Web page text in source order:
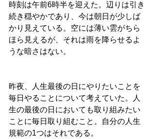
時刻は午前6時半を迎えた。辺りは引き
続き穏やかであり、今は朝日が少しば
かり見えている。空には薄い雲がちら
ほら見えるが、それは雨を降らせるよ
うな暗さはない。
昨夜、人生最後の日にやりたいことを
毎日やることについて考えていた。人
生の最後の日においても取り組みたい
ことに毎日取り組むこと。自分の人生
規範の1つはそれである。